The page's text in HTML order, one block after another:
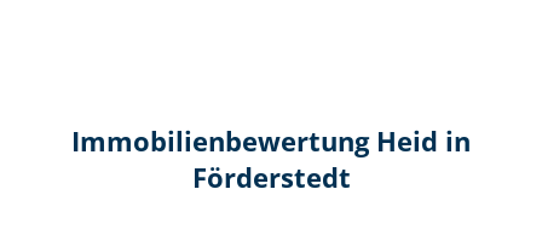
Immobilien­bewertung Heid in
Förderstedt